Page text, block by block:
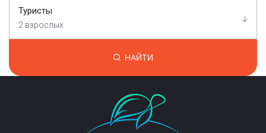
Туристы
2 взрослых
НАЙТИ